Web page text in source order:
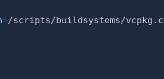
>